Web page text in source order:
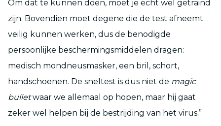
Om dat te kunnen doen, moet je echt wel getraind
zijn. Bovendien moet degene die de test afneemt
veilig kunnen werken, dus de benodigde
persoonlijke beschermingsmiddelen dragen:
medisch mondneusmasker, een bril, schort,
handschoenen. De sneltest is dus niet de magic
bulletwaar we allemaal op hopen, maar hij gaat
zeker wel helpen bij de bestrijding van het virus.”